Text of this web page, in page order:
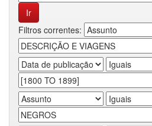
Filtros correntes: